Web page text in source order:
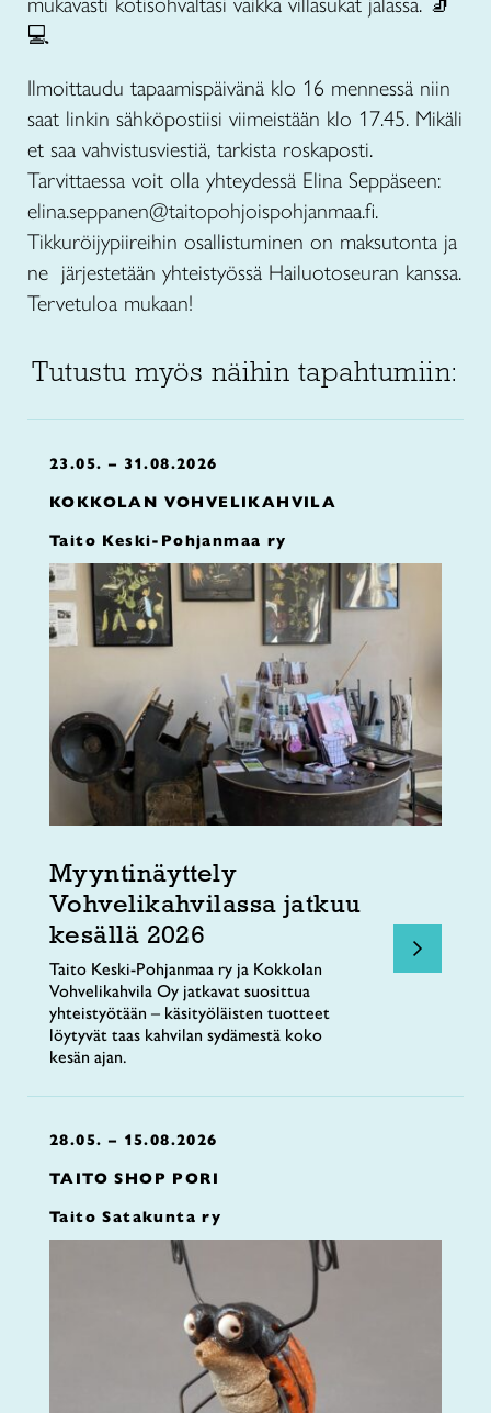
💻
Ilmoittaudu tapaamispäivänä klo 16 mennessä niin
saat linkin sähköpostiisi viimeistään klo 17.45. Mikäli
et saa vahvistusviestiä, tarkista roskaposti.
Tarvittaessa voit olla yhteydessä Elina Seppäseen:
elina.seppanen@taitopohjoispohjanmaa.fi.
Tikkuröijypiireihin osallistuminen on maksutonta ja
ne järjestetään yhteistyössä Hailuotoseuran kanssa.
Tervetuloa mukaan!
Tutustu myös näihin tapahtumiin:
23.05. – 31.08.2026
KOKKOLAN VOHVELIKAHVILA
Taito Keski-Pohjanmaa ry
Myyntinäyttely
Vohvelikahvilassa jatkuu
kesällä 2026
Taito Keski-Pohjanmaa ry ja Kokkolan
Vohvelikahvila Oy jatkavat suosittua
yhteistyötään – käsityöläisten tuotteet
löytyvät taas kahvilan sydämestä koko
kesän ajan.
28.05. – 15.08.2026
TAITO SHOP PORI
Taito Satakunta ry